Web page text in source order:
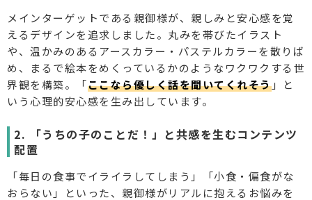
メインターゲットである親御様が、親しみと安心感を覚
えるデザインを追求しました。丸みを帯びたイラスト
や、温かみのあるアースカラー・パステルカラーを散りば
め、まるで絵本をめくっているかのようなワクワクする世
界観を構築。「ここなら優しく話を聞いてくれそう」と
いう心理的安心感を生み出しています。
2. 「うちの子のことだ！」と共感を生むコンテンツ
配置
「毎日の食事でイライラしてしまう」「小食・偏食がな
おらない」といった、親御様がリアルに抱えるお悩みを